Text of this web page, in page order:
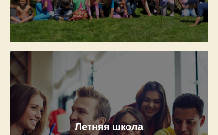
Летняя школа